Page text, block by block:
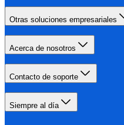
Otras soluciones empresariales
Acerca de nosotros
Contacto de soporte
Siempre al día